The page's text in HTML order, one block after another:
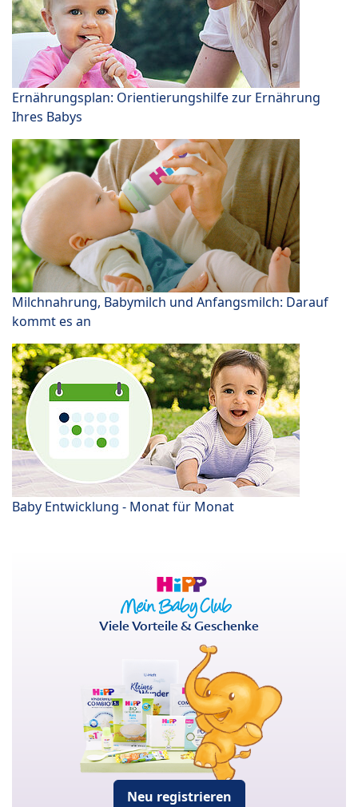
Ernährungsplan: Orientierungshilfe zur Ernährung
Ihres Babys
Milchnahrung, Babymilch und Anfangsmilch: Darauf
kommt es an
Baby Entwicklung - Monat für Monat
Viele Vorteile & Geschenke
Neu registrieren